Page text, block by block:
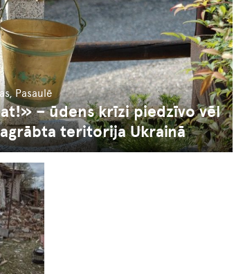
Pasaulē
– ūdens krīzi piedzīvo vēl
teritorija Ukrainā